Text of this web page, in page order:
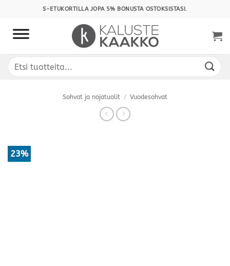
content
S-ETUKORTILLA JOPA 5% BONUSTA OSTOKSISTASI.
Etsi:
Sohvat ja nojatuolit / Vuodesohvat
23%